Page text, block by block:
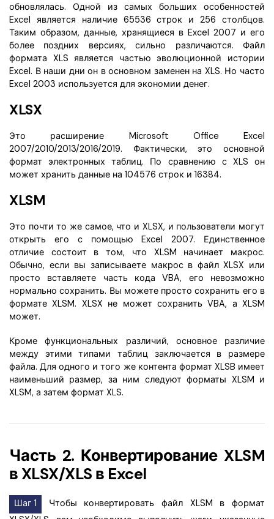
Финансы
Правительство
Издательство
Фрилансер
обновлялась. Одной из самых больших особенностей
Excel является наличие 65536 строк и 256 столбцов.
Таким образом, данные, хранящиеся в Excel 2007 и его
более поздних версиях, сильно различаются. Файл
формата XLS является частью эволюционной истории
Excel. В наши дни он в основном заменен на XLS. Но часто
Excel 2003 используется для экономии денег.
XLSX
Это расширение Microsoft Office Excel
2007/2010/2013/2016/2019. Фактически, это основной
формат электронных таблиц. По сравнению с XLS он
может хранить данные на 104576 строк и 16384.
XLSM
Это почти то же самое, что и XLSX, и пользователи могут
открыть его с помощью Excel 2007. Единственное
отличие состоит в том, что XLSM начинает макрос.
Обычно, если вы записываете макрос в файл XLSX или
просто вставляете часть кода VBA, его невозможно
нормально сохранить. Вы можете просто сохранить его в
формате XLSM. XLSX не может сохранить VBA, а XLSM
может.
Кроме функциональных различий, основное различие
между этими типами таблиц заключается в размере
файла. Для одного и того же контента формат XLSB имеет
наименьший размер, за ним следуют форматы XLSM и
XLSM, а затем формат XLS.
Часть 2. Конвертирование XLSM
в XLSX/XLS в Excel
Шаг 1
Чтобы конвертировать файл XLSM в формат